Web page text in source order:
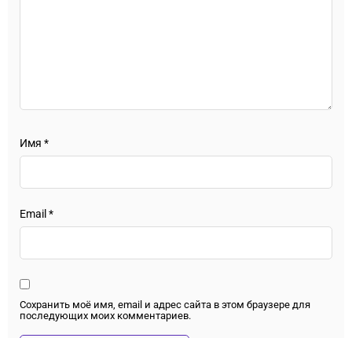
Имя *
Email *
Сохранить моё имя, email и адрес сайта в этом браузере для
последующих моих комментариев.